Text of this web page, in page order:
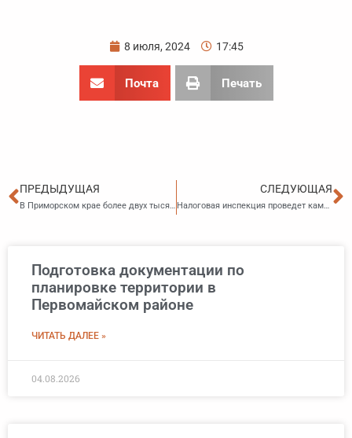
8 июля, 2024 17:45
Почта Печать
Пред
ПРЕДЫДУЩАЯ
В Приморском крае более двух тысяч пенсионеров получают надбавку за сельский стаж
СЛЕДУЮЩАЯ
Налоговая инспекция проведет камеральную проверку без декларации 3-НДФЛ
Подготовка документации по
планировке территории в
Первомайском районе
ЧИТАТЬ ДАЛЕЕ »
04.08.2026